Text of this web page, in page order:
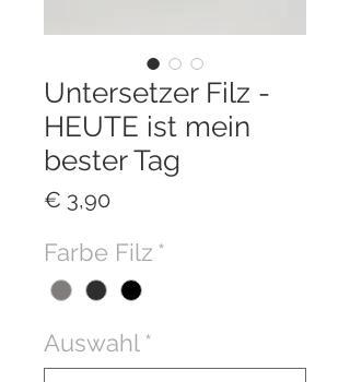
Untersetzer Filz -
HEUTE ist mein
bester Tag
€ 3,90
Farbe Filz *
Auswahl*